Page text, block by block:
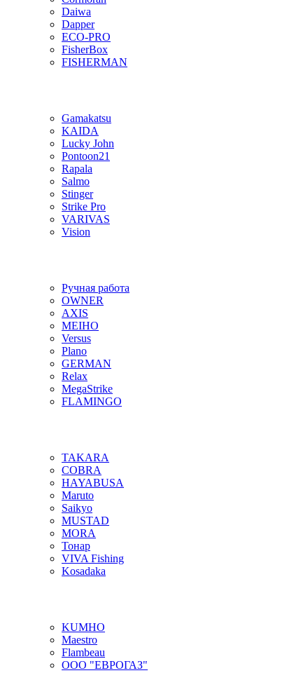
Daiwa
Dapper
ECO-PRO
FisherBox
FISHERMAN
Gamakatsu
KAIDA
Lucky John
Pontoon21
Rapala
Salmo
Stinger
Strike Pro
VARIVAS
Vision
Ручная работа
OWNER
AXIS
MEIHO
Versus
Plano
GERMAN
Relax
MegaStrike
FLAMINGO
TAKARA
COBRA
HAYABUSA
Maruto
Saikyo
MUSTAD
MORA
Тонар
VIVA Fishing
Kosadaka
KUMHO
Maestro
Flambeau
ООО "ЕВРОГАЗ"